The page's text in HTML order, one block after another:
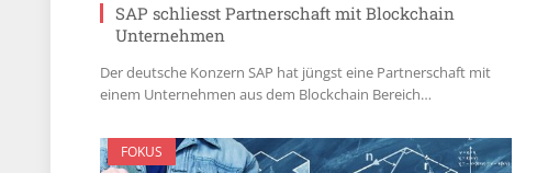
SAP schliesst Partnerschaft mit Blockchain
Unternehmen
Der deutsche Konzern SAP hat jüngst eine Partnerschaft mit
einem Unternehmen aus dem Blockchain Bereich…
FOKUS